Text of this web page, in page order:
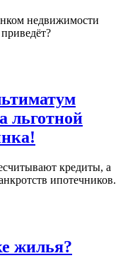
недвижимости
льготной
кредиты, а
ипотечников.
жилья?